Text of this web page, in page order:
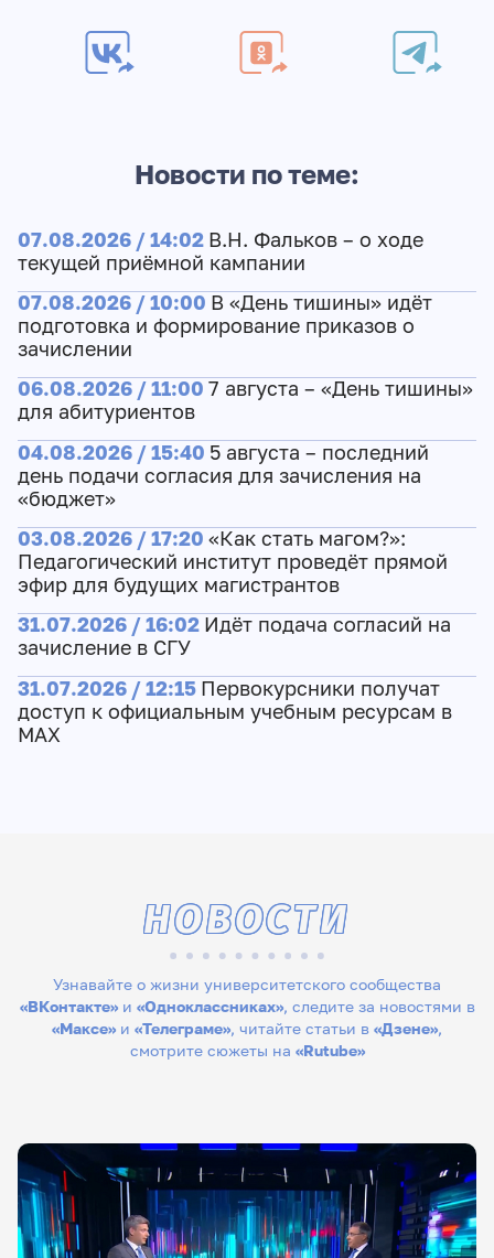
Новости по теме:
07.08.2026 / 14:02 В.Н. Фальков – о ходе
текущей приёмной кампании
07.08.2026 / 10:00 В «День тишины» идёт
подготовка и формирование приказов о
зачислении
06.08.2026 / 11:00 7 августа – «День тишины»
для абитуриентов
04.08.2026 / 15:40 5 августа – последний
день подачи согласия для зачисления на
«бюджет»
03.08.2026 / 17:20 «Как стать магом?»:
Педагогический институт проведёт прямой
эфир для будущих магистрантов
31.07.2026 / 16:02 Идёт подача согласий на
зачисление в СГУ
31.07.2026 / 12:15 Первокурсники получат
доступ к официальным учебным ресурсам в
МАХ
Узнавайте о жизни университетского сообщества
«ВКонтакте»и «Одноклассниках», следите за новостями в
«Максе» и «Телеграме», читайте статьи в «Дзене»,
смотрите сюжеты на «Rutube»
НОВОСТИ